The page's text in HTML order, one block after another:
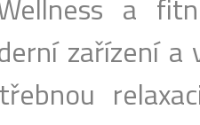
a
zařízení a